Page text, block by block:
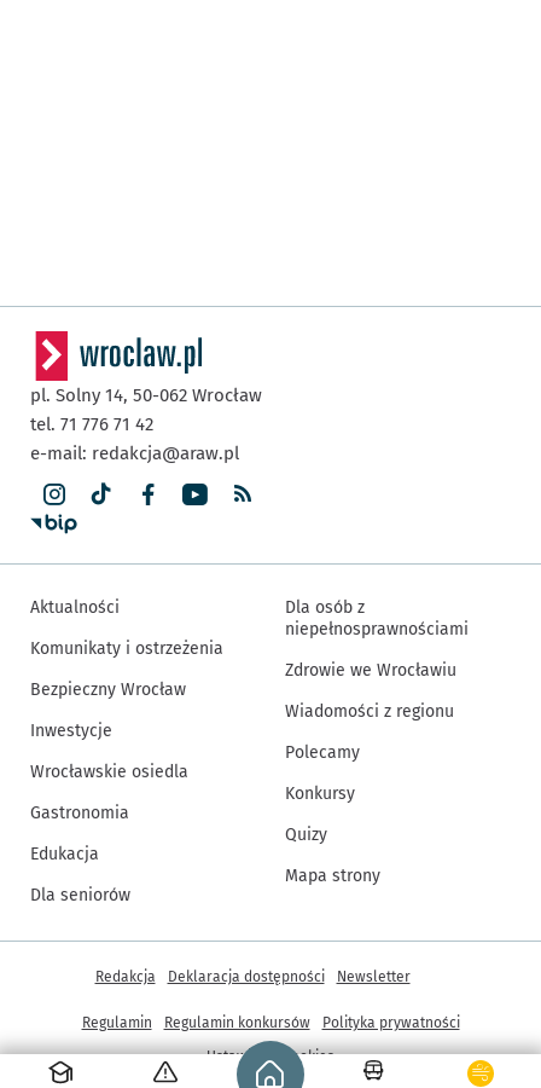
Strona główna - wroclaw.pl
pl. Solny 14, 50-062 Wrocław
tel. 71 776 71 42
e-mail: redakcja@araw.pl
Aktualności
Komunikaty i ostrzeżenia
Bezpieczny Wrocław
Inwestycje
Wrocławskie osiedla
Gastronomia
Edukacja
Dla seniorów
Dla osób z
niepełnosprawnościami
Zdrowie we Wrocławiu
Wiadomości z regionu
Polecamy
Konkursy
Quizy
Mapa strony
Inne informacje
Redakcja Deklaracja dostępności Newsletter
Regulamin Regulamin konkursów
Polityka prywatności
Ustawienia cookies